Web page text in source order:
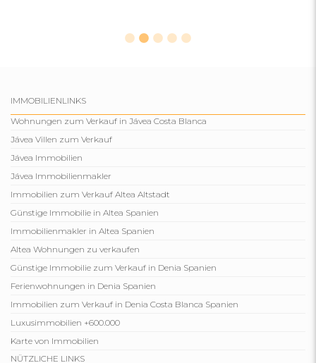
IMMOBILIENLINKS
Wohnungen zum Verkauf in Jávea Costa Blanca
Jávea Villen zum Verkauf
Jávea Immobilien
Jávea Immobilienmakler
Immobilien zum Verkauf Altea Altstadt
Günstige Immobilie in Altea Spanien
Immobilienmakler in Altea Spanien
Altea Wohnungen zu verkaufen
Günstige Immobilie zum Verkauf in Denia Spanien
Ferienwohnungen in Denia Spanien
Immobilien zum Verkauf in Denia Costa Blanca Spanien
Luxusimmobilien +600.000
Karte von Immobilien
NÜTZLICHE LINKS